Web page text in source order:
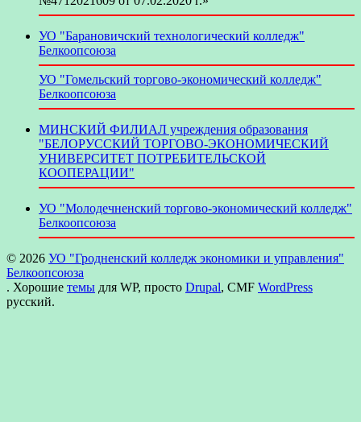
УО "Барановичский технологический колледж"
Белкоопсоюза
УО "Гомельский торгово-экономический колледж"
Белкоопсоюза
МИНСКИЙ ФИЛИАЛ учреждения образования
"БЕЛОРУССКИЙ ТОРГОВО-ЭКОНОМИЧЕСКИЙ
УНИВЕРСИТЕТ ПОТРЕБИТЕЛЬСКОЙ
КООПЕРАЦИИ"
УО "Молодечненский торгово-экономический колледж"
Белкоопсоюза
© 2026 УО "Гродненский колледж экономики и управления"
Белкоопсоюза
. Хорошие темы для WP, просто Drupal, CMF WordPress
русский.